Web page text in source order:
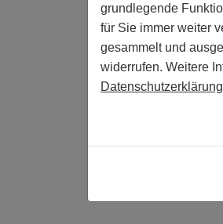
grundlegende
für Sie immer weiter
gesammelt und
widerrufen. Weitere
Datenschutzerklärung